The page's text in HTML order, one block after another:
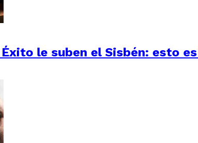
le suben el Sisbén: esto